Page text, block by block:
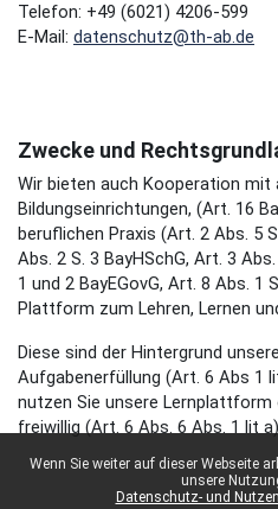
Wenn Sie weiter auf dieser Webseite
unsere
Datenschutz- und
Telefon: +49 (6021) 4206-599
E-Mail: datenschutz@th-ab.de
Zwecke und
Wir bieten auch Kooperation mit
Bildungseinrichtungen, (Art. 16
beruflichen Praxis (Art. 2 Abs. 5
Abs. 2 S. 3 BayHSchG, Art. 3
1 und 2 BayEGovG, Art. 8 Abs. 1
Plattform zum Lehren, Lernen
Diese sind der Hintergrund
Aufgabenerfüllung (Art. 6 Abs 1
nutzen Sie unsere Lernplattform
freiwillig (Art. 6 Abs. 6 Abs. 1 lit a)